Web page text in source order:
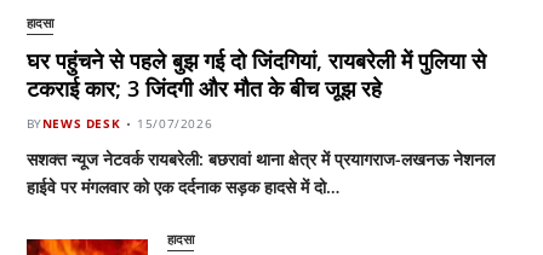
हादसा
घर पहुंचने से पहले बुझ गई दो जिंदगियां, रायबरेली में पुलिया से
टकराई कार; 3 जिंदगी और मौत के बीच जूझ रहे
BYNEWS DESK 15/07/2026
सशक्त न्यूज नेटवर्क रायबरेली: बछरावां थाना क्षेत्र में प्रयागराज-लखनऊ नेशनल
हाईवे पर मंगलवार को एक दर्दनाक सड़क हादसे में दो…
हादसा